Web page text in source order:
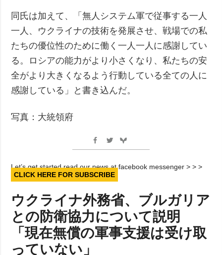
同氏は加えて、「無人システム軍で従事する一人
一人、ウクライナの技術を発展させ、戦場での私
たちの優位性のために働く一人一人に感謝してい
る。ロシアの能力がより小さくなり、私たちの安
全がより大きくなるよう行動している全ての人に
感謝している」と書き込んだ。
写真：大統領府
Let’s get started read our news at facebook messenger > > >
CLICK HERE FOR SUBSCRIBE
ウクライナ外務省、ブルガリア
との防衛協力について説明
「現在無償の軍事支援は受け取
っていない」